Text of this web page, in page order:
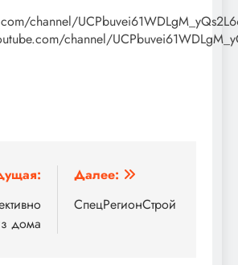
channel/
channel/
дома
Далее:
СпецРегионСтрой